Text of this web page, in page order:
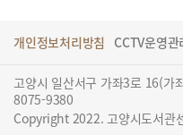
개인정보처리방침 CCTV운영관
고양시 일산서구 가좌3로 16(가
8075-9380
Copyright 2022. 고양시도서